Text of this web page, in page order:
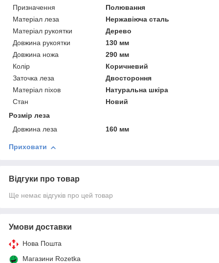
Призначення
Полювання
Матеріал леза
Нержавіюча сталь
Матеріал рукоятки
Дерево
Довжина рукоятки
130 мм
Довжина ножа
290 мм
Колір
Коричневий
Заточка леза
Двостороння
Матеріал піхов
Натуральна шкіра
Стан
Новий
Розмір леза
Довжина леза
160 мм
Приховати
Відгуки про товар
Ще немає відгуків про цей товар
Умови доставки
Нова Пошта
Магазини Rozetka